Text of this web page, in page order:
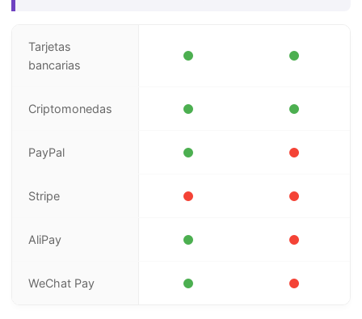
Tarjetas
bancarias
Criptomonedas
PayPal
Stripe
AliPay
WeChat Pay